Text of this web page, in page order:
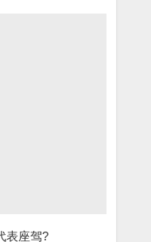
表座驾?